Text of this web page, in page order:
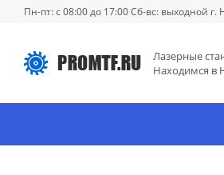
Пн-пт: с 08:00 до 17:00 Сб-вс: выходной
Лазерные
Находимся в